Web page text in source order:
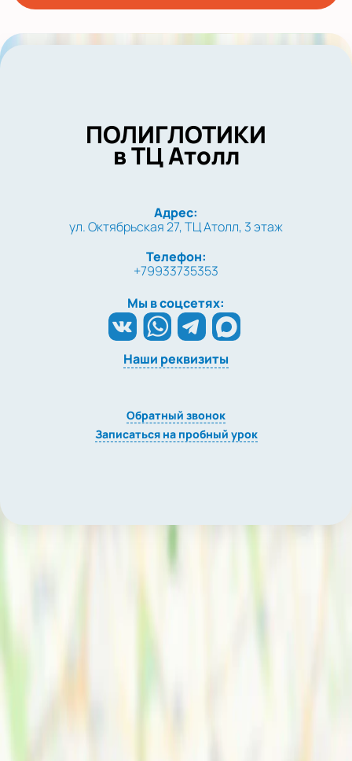
ПОЛИГЛОТИКИ
в ТЦ Атолл
Адрес:
ул. Октябрьская 27, ТЦ Атолл, 3 этаж
Телефон:
+79933735353
Мы в соцсетях:
Наши реквизиты
Обратный звонок
Записаться на пробный урок